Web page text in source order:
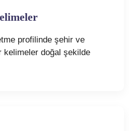
profilinde şehir ve
kelimeler doğal şekilde